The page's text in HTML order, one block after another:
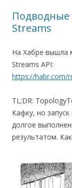
Подводные
Streams
На Хабре вышла
Streams API:
https://habr.com/
TL;DR:
Кафку, но
долгое
результатом.